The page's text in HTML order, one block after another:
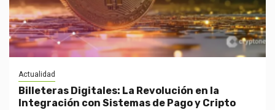
Actualidad
Billeteras Digitales: La Revolución en la
Integración con Sistemas de Pago y Cripto